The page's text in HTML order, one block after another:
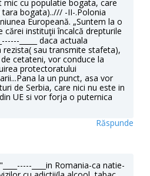
cu populatie bogata, care
bogata)../// -II-.Polonia
Europeană. „Suntem la o
cărei instituţii încalcă drepturile
_____ daca actuala
rezista( sau transmite stafeta),
cetateni, vor conduce la
protectoratului
la un punct, asa vor
de Serbia, care nici nu este in
UE si vor forja o puternica
Răspunde
____in Romania-ca natie-